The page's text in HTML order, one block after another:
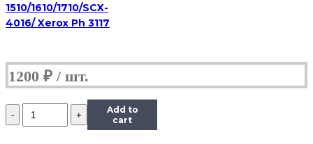
1510/1610/1710/SCX-
4016/ Xerox Ph 3117
1200 ₽
Количество
RC2-
Add to
cart